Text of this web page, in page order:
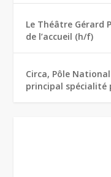
Le Théâtre Gérard
de l’accueil (h/f)
Circa, Pôle
principal